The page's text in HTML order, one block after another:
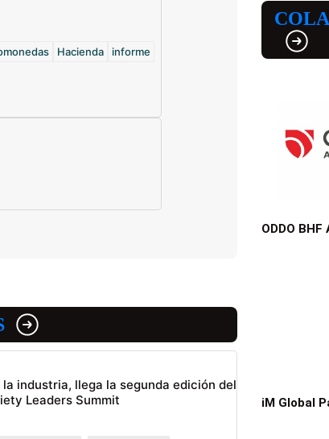
Hacienda informe
la industria, llega la segunda edición del
Leaders Summit
ODDO
iM Global